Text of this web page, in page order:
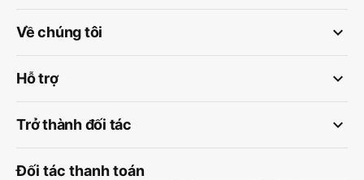
keyboard_arrow_down
Về chúng tôi
keyboard_arrow_down
Hỗ trợ
keyboard_arrow_down
Trở thành đối tác
Đối tác thanh toán